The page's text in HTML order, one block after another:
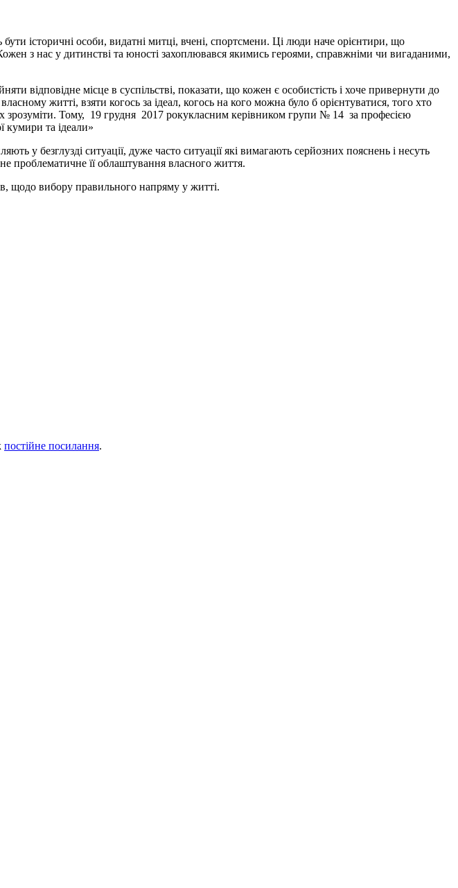
історичні особи, видатні митці, вчені, спортсмени. Ці люди наче орієнтири, що
з нас у дитинстві та юності захоплювався якимись героями, справжніми чи вигаданими,
відповідне місце в суспільстві, показати, що кожен є особистість і хоче привернути до
житті, взяти когось за ідеал, когось на кого можна було б орієнтуватися, того хто
зрозуміти. Тому, 19 грудня 2017 рокукласним керівником групи № 14 за професією
та ідеали»
у безглузді ситуації, дуже часто ситуації які вимагають серйозних пояснень і несуть
проблематичне її облаштування власного життя.
щодо вибору правильного напряму у житті.
постійне посилання.